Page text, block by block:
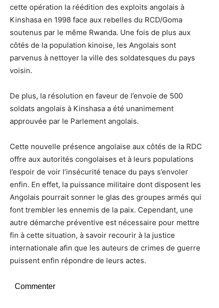
cette opération la réédition des exploits angolais à
Kinshasa en 1998 face aux rebelles du RCD/Goma
soutenus par le même Rwanda. Une fois de plus aux
côtés de la population kinoise, les Angolais sont
parvenus à nettoyer la ville des soldatesques du pays
voisin.
De plus, la résolution en faveur de l’envoie de 500
soldats angolais à Kinshasa a été unanimement
approuvée par le Parlement angolais.
Cette nouvelle présence angolaise aux côtés de la RDC
offre aux autorités congolaises et à leurs populations
l’espoir de voir l’insécurité tenace du pays s’envoler
enfin. En effet, la puissance militaire dont disposent les
Angolais pourrait sonner le glas des groupes armés qui
font trembler les ennemis de la paix. Cependant, une
autre démarche préventive est nécessaire pour mettre
fin à cette situation, à savoir recourir à la justice
internationale afin que les auteurs de crimes de guerre
puissent enfin répondre de leurs actes.
Commenter